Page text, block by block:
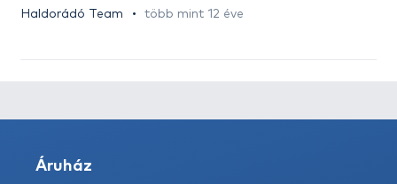
Haldorádó Team több mint 12 éve
Áruház